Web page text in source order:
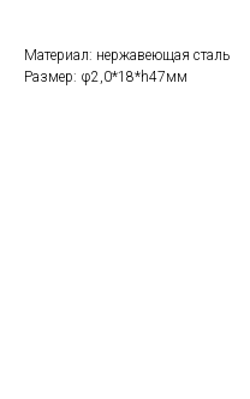
Материал: нержавеющая сталь
Размер: φ2,0*18*h47мм